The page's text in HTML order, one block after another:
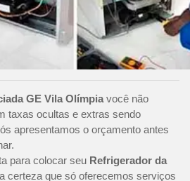
GE Vila Olímpia você não
taxas ocultas e extras sendo
apresentamos o orçamento antes
para colocar seu Refrigerador da
certeza que só oferecemos serviços